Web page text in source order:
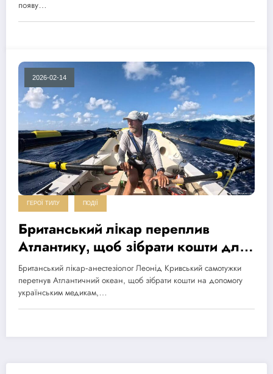
появу…
2026-02-14
ГЕРОЇ ТИЛУ ПОДІЇ
Британський лікар переплив
Атлантику, щоб зібрати кошти для
українських медиків
Британський лікар-анестезіолог Леонід Кривський самотужки
перетнув Атлантичний океан, щоб зібрати кошти на допомогу
українським медикам,…